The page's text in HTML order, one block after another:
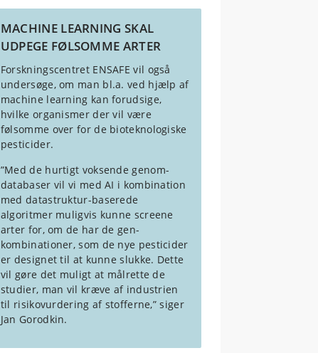
netop skadedyret og ikke så mange
andre organismer rammes.
MACHINE LEARNING SKAL
UDPEGE FØLSOMME ARTER
Forskningscentret ENSAFE vil også
undersøge, om man bl.a. ved hjælp af
machine learning kan forudsige,
hvilke organismer der vil være
følsomme over for de bioteknologiske
pesticider.
”Med de hurtigt voksende genom-
databaser vil vi med AI i kombination
med datastruktur-baserede
algoritmer muligvis kunne screene
arter for, om de har de gen-
kombinationer, som de nye pesticider
er designet til at kunne slukke. Dette
vil gøre det muligt at målrette de
studier, man vil kræve af industrien
til risikovurdering af stofferne,” siger
Jan Gorodkin.